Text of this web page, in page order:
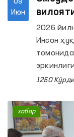
09
Июн
2026
Инсон
қатор
1250
хабар